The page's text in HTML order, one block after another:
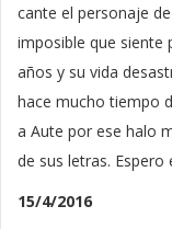
cante el personaje
imposible que siente
años y su vida
hace mucho tiempo
a Aute por ese halo
de sus letras.
15/4/2016